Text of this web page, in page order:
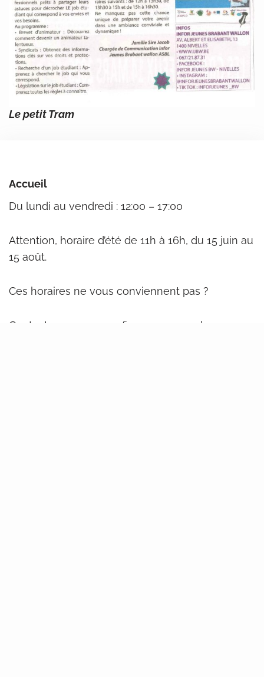
Le petit Tram
Accueil
Du lundi au vendredi : 12:00 – 17:00
Attention, horaire d’été de 11h à 16h, du 15 juin au
15 août.
Ces horaires ne vous conviennent pas ?
Contactez-nous, nous fixerons un rendez-vous .